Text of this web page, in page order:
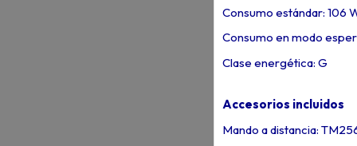
Consumo estándar: 106
Consumo en modo
Clase energética: G
Accesorios incluidos
Mando a distancia: